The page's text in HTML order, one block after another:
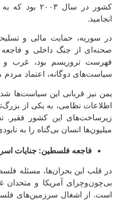
کشور در سال
انجامید.
در سوریه، حمایت مالی و
صحنه‌ای از جنگ داخلی و فاجعه
فهرست تروریسم بود، غرب و
سیاست‌های دوگانه، اعتماد
یمن نیز قربانی این سیاست‌ها
اطلاعات نظامی، به یکی از
زیرساخت‌های این کشور فقیر.
میلیون‌ها انسان بی‌گناه را به
فاجعه فلسطین: جنایات
در قلب این بحران‌ها، مسئله
بی‌چون‌وچرای آمریکا و متحدان
است. از اشغال سرزمین‌های